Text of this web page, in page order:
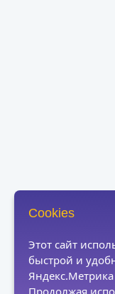
Cookies
Этот сайт
быстрой и
Продолжая